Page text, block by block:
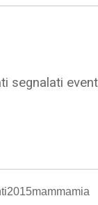
segnalati